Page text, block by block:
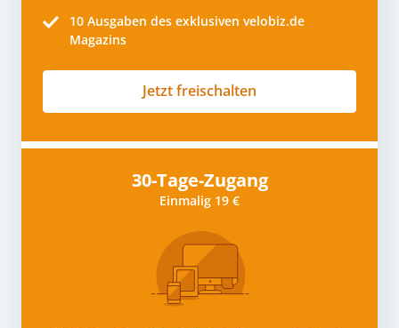
10 Ausgaben des exklusiven velobiz.de
Magazins
Jetzt freischalten
30-Tage-Zugang
Einmalig 19 €